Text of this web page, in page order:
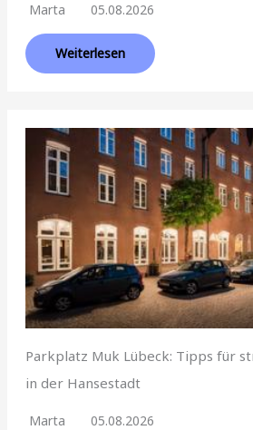
Marta 05.08.2026
Weiterlesen
Parkplatz Muk Lübeck: Tipps für
in der Hansestadt
Marta 05.08.2026